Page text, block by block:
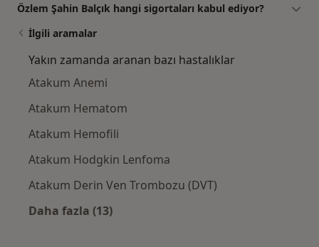
Özlem Şahin Balçık hangi sigortaları kabul ediyor?
İlgili aramalar
Yakın zamanda aranan bazı hastalıklar
Atakum Anemi
Atakum Hematom
Atakum Hemofili
Atakum Hodgkin Lenfoma
Atakum Derin Ven Trombozu (DVT)
Daha fazla (13)